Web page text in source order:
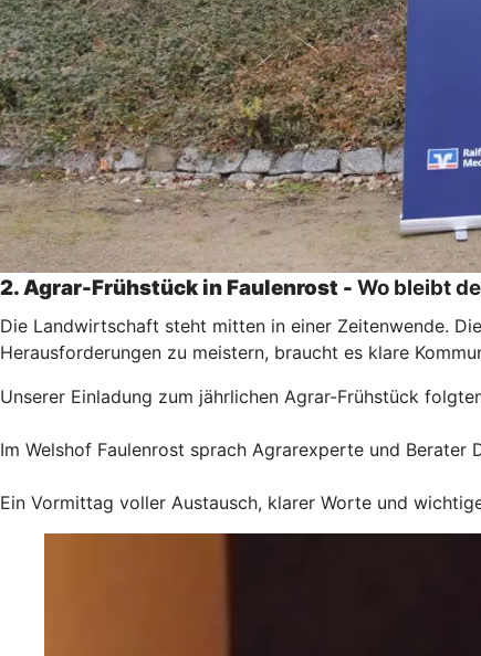
2. Agrar-Frühstück in Faulenrost - Wo bleibt
Die Landwirtschaft steht mitten in einer Zeitenwende.
Herausforderungen zu meistern, braucht es klare
Unserer Einladung zum jährlichen Agrar-Frühstück
Im Welshof Faulenrost sprach Agrarexperte und
Ein Vormittag voller Austausch, klarer Worte und